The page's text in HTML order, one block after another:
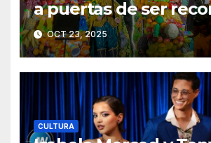
a puertas de ser
Patrimonio Cultural
Nación
OCT 23, 2025
CULTURA